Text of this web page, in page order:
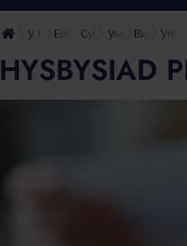
Y BrifysgolEin Cyfadrannau
CyfadranYsgol y
HYSBYSIAD